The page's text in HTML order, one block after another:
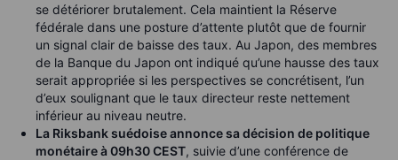
se détériorer brutalement. Cela maintient la Réserve
fédérale dans une posture d’attente plutôt que de fournir
un signal clair de baisse des taux. Au Japon, des membres
de la Banque du Japon ont indiqué qu’une hausse des taux
serait appropriée si les perspectives se concrétisent, l’un
d’eux soulignant que le taux directeur reste nettement
inférieur au niveau neutre.
La Riksbank suédoise annonce sa décision de politique
monétaire à 09h30 CEST, suivie d’une conférence de